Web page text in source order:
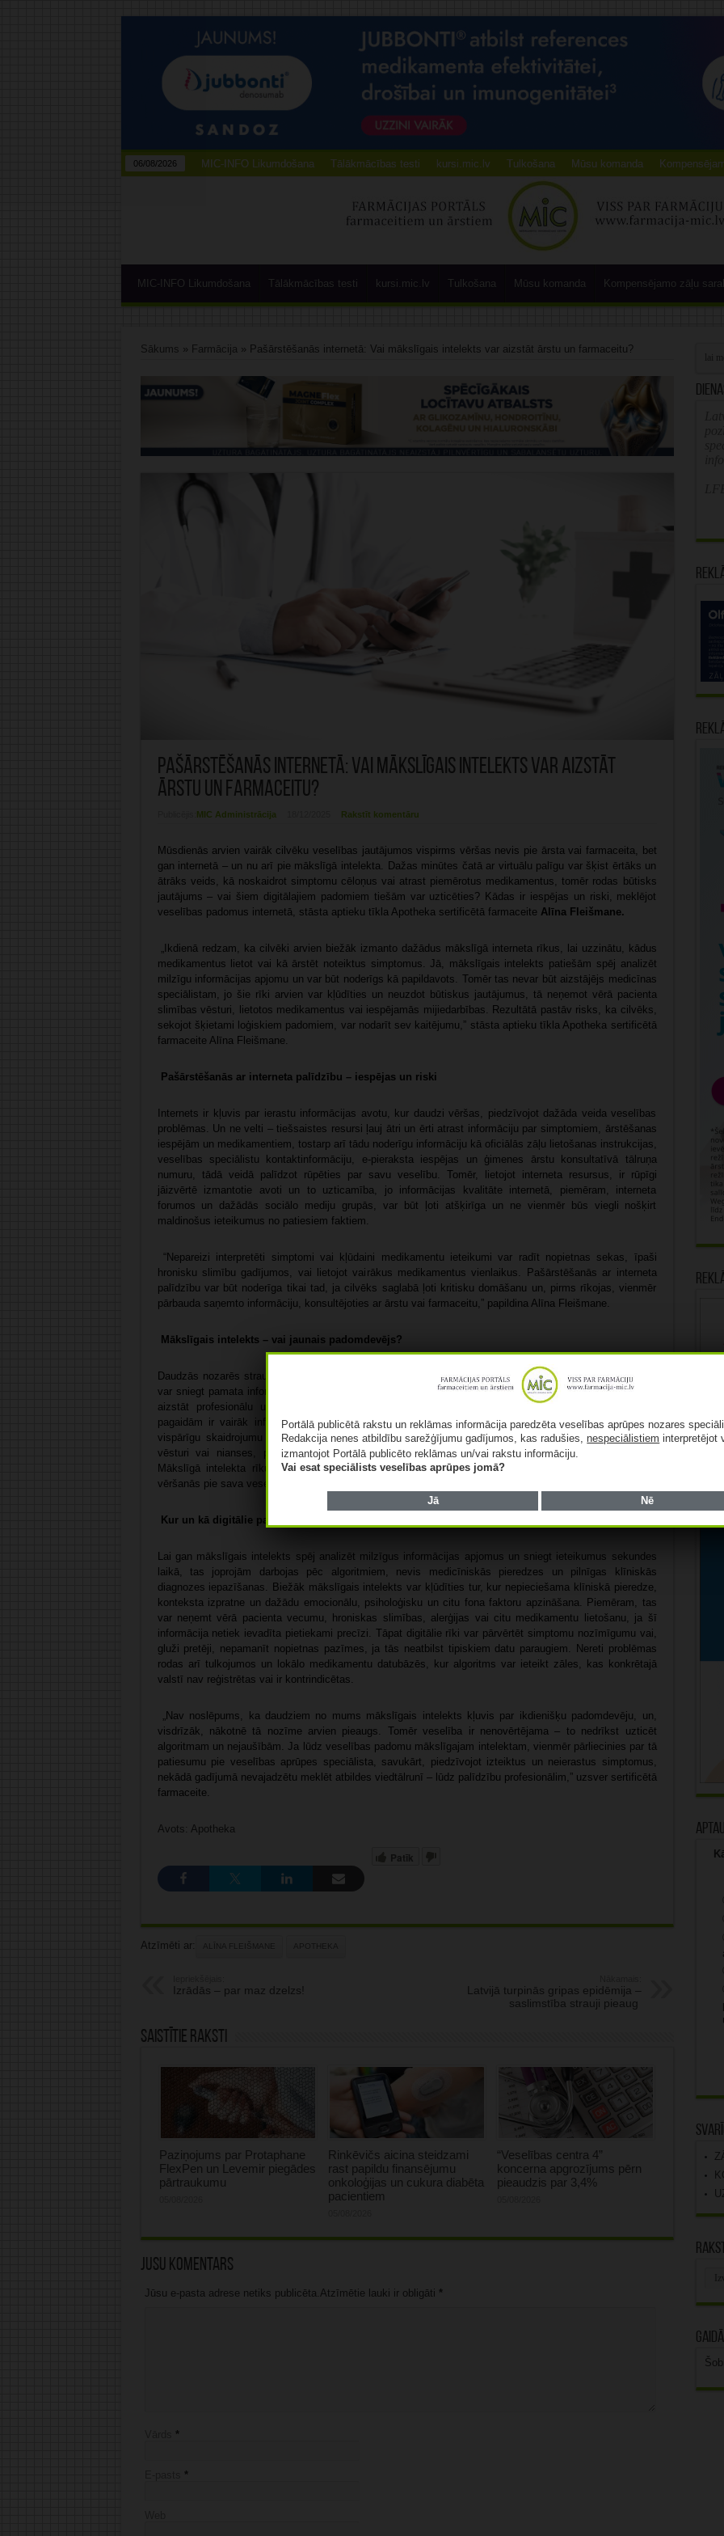
06/08/2026 MIC-INFO Likumdošana Tālākmācības testi kursi.mic.lv Tulkošana Mūsu komanda
MIC-INFO Likumdošana Tālākmācības testi kursi.mic.lv Tulkošana Mūsu komanda Kompensējamo zāļu
Sākums » Farmācija» Pašārstēšanās internetā: Vai mākslīgais intelekts var aizstāt ārstu un farmaceitu?
Pašārstēšanās internetā: Vai mākslīgais intelekts var aizstāt
ārstu un farmaceitu?
MIC Administrācija Rakstīt komentāru
Mūsdienās arvien vairāk cilvēku veselības jautājumos vispirms vēršas nevis pie ārsta vai farmaceita, bet
gan internetā – un nu arī pie mākslīgā intelekta. Dažas minūtes čatā ar virtuālu palīgu var šķist ērtāks un
ātrāks veids, kā noskaidrot simptomu cēloņus vai atrast piemērotus medikamentus, tomēr rodas būtisks
jautājums – vai šiem digitālajiem padomiem tiešām var uzticēties? Kādas ir iespējas un riski, meklējot
veselības padomus internetā, stāsta aptieku tīkla Apotheka sertificētā farmaceite Alīna Fleišmane.
„Ikdienā redzam, ka cilvēki arvien biežāk izmanto dažādus mākslīgā interneta rīkus, lai uzzinātu, kādus
medikamentus lietot vai kā ārstēt noteiktus simptomus. Jā, mākslīgais intelekts patiešām spēj analizēt
milzīgu informācijas apjomu un var būt noderīgs kā papildavots. Tomēr tas nevar būt aizstājējs medicīnas
speciālistam, jo šie rīki arvien var kļūdīties un neuzdot būtiskus jautājumus, tā neņemot vērā pacienta
slimības vēsturi, lietotos medikamentus vai iespējamās mijiedarbības. Rezultātā pastāv risks, ka cilvēks,
sekojot šķietami loģiskiem padomiem, var nodarīt sev kaitējumu,” stāsta aptieku tīkla Apotheka sertificētā
farmaceite Alīna Fleišmane.
Pašārstēšanās ar interneta palīdzību – iespējas un riski
Internets ir kļuvis par ierastu informācijas avotu, kur daudzi vēršas, piedzīvojot dažāda veida veselības
problēmas. Un ne velti – tiešsaistes resursi ļauj ātri un ērti atrast informāciju par simptomiem, ārstēšanas
iespējām un medikamentiem, tostarp arī tādu noderīgu informāciju kā oficiālās zāļu lietošanas instrukcijas,
veselības speciālistu kontaktinformāciju, e-pieraksta iespējas un ģimenes ārstu konsultatīvā tālruņa
numuru, tādā veidā palīdzot rūpēties par savu veselību. Tomēr, lietojot interneta resursus, ir rūpīgi
jāizvērtē izmantotie avoti un to uzticamība, jo informācijas kvalitāte internetā, piemēram, interneta
forumos un dažādās sociālo mediju grupās, var būt ļoti atšķirīga un ne vienmēr būs viegli nošķirt
maldinošus ieteikumus no patiesiem faktiem.
“Nepareizi interpretēti simptomi vai kļūdaini medikamentu ieteikumi var radīt nopietnas sekas, īpaši
hronisku slimību gadījumos, vai lietojot vairākus medikamentus vienlaikus. Pašārstēšanās ar interneta
palīdzību var būt noderīga tikai tad, ja cilvēks saglabā ļoti kritisku domāšanu un, pirms rīkojas, vienmēr
pārbauda saņemto informāciju, konsultējoties ar ārstu vai farmaceitu,” papildina Alīna Fleišmane.
Mākslīgais intelekts – vai jaunais padomdevējs?
Daudzās nozarēs strauji ienāk mākslīgais intelekts, un arī medicīna nav izņēmums. Mākslīgais intelekts
var sniegt pamata informāciju par zāļu lietošanu, to blakusparādībām un mijiedarbībām, tomēr tas nevar
aizstāt profesionālu un individuālu medicīnisku izvērtējumu. Digitālo palīgu loma veselības aprūpē
pagaidām ir vairāk informatīva nekā diagnostiska – tie spēj ātri analizēt lielu datu apjomu, piedāvāt
vispārīgu skaidrojumu par simptomiem, taču tie nereti neredz individuālo pacienta situāciju, slimības
vēsturi vai nianses, piemēram, kādus emocionālus aspektus, ko pieredzējis ārsts pamana uzreiz.
Mākslīgā intelekta rīkus būtu ieteicams uztvert kā informatīvu palīgu, tomēr drošākais risinājums ir
vēršanās pie sava veselības speciālista.
Kur un kā digitālie palīgi var kļūdīties?
Lai gan mākslīgais intelekts spēj analizēt milzīgus informācijas apjomus un sniegt ieteikumus sekundes
laikā, tas joprojām darbojas pēc algoritmiem, nevis medicīniskās pieredzes un pilnīgas klīniskās
diagnozes iepazīšanas. Biežāk mākslīgais intelekts var kļūdīties tur, kur nepieciešama klīniskā pieredze,
konteksta izpratne un dažādu emocionālu, psiholoģisku un citu fona faktoru apzināšana. Piemēram, tas
var neņemt vērā pacienta vecumu, hroniskas slimības, alerģijas vai citu medikamentu lietošanu, ja šī
informācija netiek ievadīta pietiekami precīzi. Tāpat digitālie rīki var pārvērtēt simptomu nozīmīgumu vai,
gluži pretēji, nepamanīt nopietnas pazīmes, ja tās neatbilst tipiskiem datu paraugiem. Nereti problēmas
rodas arī tulkojumos un lokālo medikamentu datubāzēs, kur algoritms var ieteikt zāles, kas konkrētajā
valstī nav reģistrētas vai ir kontrindicētas.
„Nav noslēpums, ka daudziem no mums mākslīgais intelekts kļuvis par ikdienišķu padomdevēju, un,
visdrīzāk, nākotnē tā nozīme arvien pieaugs. Tomēr veselība ir nenovērtējama – to nedrīkst uzticēt
algoritmam un nejaušībām. Ja lūdz veselības padomu mākslīgajam intelektam, vienmēr pārliecinies par tā
patiesumu pie veselības aprūpes speciālista, savukārt, piedzīvojot izteiktus un neierastus simptomus,
nekādā gadījumā nevajadzētu meklēt atbildes viedtālrunī – lūdz palīdzību profesionālim,” uzsver sertificētā
farmaceite.
Avots: Apotheka
Patīk
Atzīmēti ar: ALĪNA FLEIŠMANE APOTHEKA
Izrādās – par maz dzelzs!
Latvijā turpinās gripas epidēmija –
saslimstība strauji pieaug
Saistītie raksti
Paziņojums par Protaphane
FlexPen un Levemir piegādes
pārtraukumu
Rinkēvičs aicina steidzami
rast papildu finansējumu
onkoloģijas un cukura diabēta
pacientiem
“Veselības centra 4”
koncerna apgrozījums pērn
pieaudzis par 3,4%
Jūsu komentārs
Jūsu e-pasta adrese netiks publicēta.Atzīmētie lauki ir obligāti *
*
*
Portālā publicētā rakstu un reklāmas informācija paredzēta veselības aprūpes nozares
Redakcija nenes atbildību sarežģījumu gadījumos, kas radušies,nespeciālistiem interpretējot
izmantojot Portālā publicēto reklāmas un/vai rakstu informāciju.
Vai esat speciālists veselības aprūpes jomā?
Jā Nē